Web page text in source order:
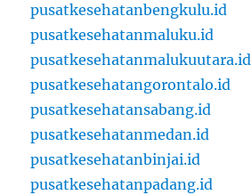
pusatkesehatanbengkulu.id
pusatkesehatanmaluku.id
pusatkesehatanmalukuutara.id
pusatkesehatangorontalo.id
pusatkesehatansabang.id
pusatkesehatanmedan.id
pusatkesehatanbinjai.id
pusatkesehatanpadang.id